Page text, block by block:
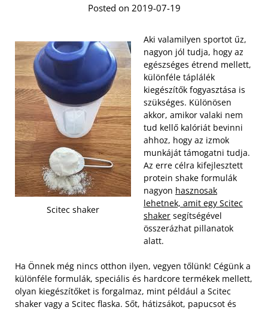
Posted on 2019-07-19
Scitec shaker
Aki valamilyen sportot űz,
nagyon jól tudja, hogy az
egészséges étrend mellett,
különféle táplálék
kiegészítők fogyasztása is
szükséges. Különösen
akkor, amikor valaki nem
tud kellő kalóriát bevinni
ahhoz, hogy az izmok
munkáját támogatni tudja.
Az erre célra kifejlesztett
protein shake formulák
nagyon hasznosak
lehetnek, amit egy Scitec
shaker segítségével
összerázhat pillanatok
alatt.
Ha Önnek még nincs otthon ilyen, vegyen tőlünk! Cégünk a
különféle formulák, speciális és hardcore termékek mellett,
olyan kiegészítőket is forgalmaz, mint például a Scitec
shaker vagy a Scitec flaska. Sőt, hátizsákot, papucsot és